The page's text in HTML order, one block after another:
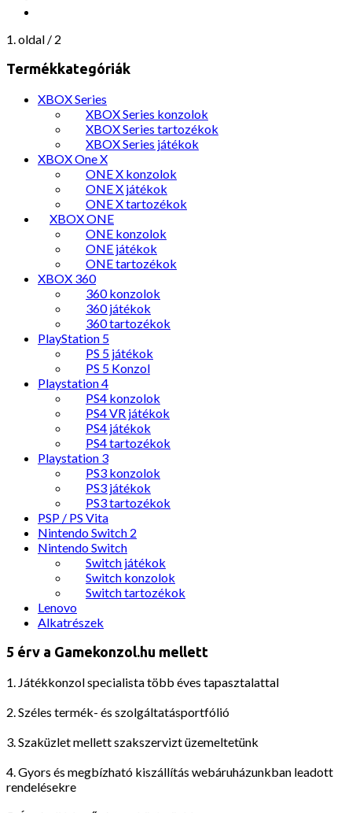
1. oldal / 2
Termékkategóriák
XBOX Series
XBOX Series konzolok
XBOX Series tartozékok
XBOX Series játékok
XBOX One X
ONE X konzolok
ONE X játékok
ONE X tartozékok
XBOX ONE
ONE konzolok
ONE játékok
ONE tartozékok
XBOX 360
360 konzolok
360 játékok
360 tartozékok
PlayStation 5
PS 5 játékok
PS 5 Konzol
Playstation 4
PS4 konzolok
PS4 VR játékok
PS4 játékok
PS4 tartozékok
Playstation 3
PS3 konzolok
PS3 játékok
PS3 tartozékok
PSP / PS Vita
Nintendo Switch 2
Nintendo Switch
Switch játékok
Switch konzolok
Switch tartozékok
Lenovo
Alkatrészek
5 érv a Gamekonzol.hu mellett
1. Játékkonzol specialista több éves tapasztalattal
2. Széles termék- és szolgáltatásportfólió
3. Szaküzlet mellett szakszervizt üzemeltetünk
4. Gyors és megbízható kiszállítás webáruházunkban leadott
rendelésekre